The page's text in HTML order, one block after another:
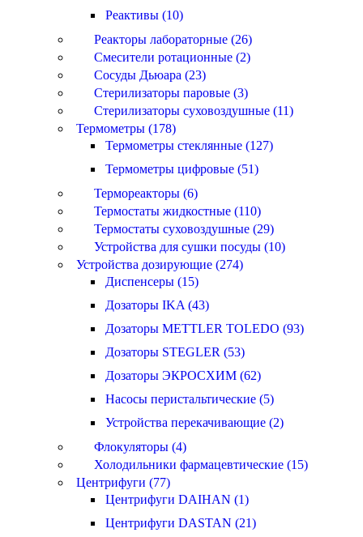
Реактивы (10)
Реакторы лабораторные (26)
Смесители ротационные (2)
Сосуды Дьюара (23)
Стерилизаторы паровые (3)
Стерилизаторы суховоздушные (11)
Термометры (178)
Термометры стеклянные (127)
Термометры цифровые (51)
Термореакторы (6)
Термостаты жидкостные (110)
Термостаты суховоздушные (29)
Устройства для сушки посуды (10)
Устройства дозирующие (274)
Диспенсеры (15)
Дозаторы IKA (43)
Дозаторы METTLER TOLEDO (93)
Дозаторы STEGLER (53)
Дозаторы ЭКРОСХИМ (62)
Насосы перистальтические (5)
Устройства перекачивающие (2)
Флокуляторы (4)
Холодильники фармацевтические (15)
Центрифуги (77)
Центрифуги DAIHAN (1)
Центрифуги DASTAN (21)